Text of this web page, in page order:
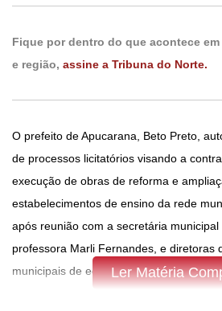
Fique por dentro do que acontece
e região, assine a Tribuna do Norte.
O prefeito de Apucarana, Beto Preto,
de processos licitatórios visando a
execução de obras de reforma e
estabelecimentos de ensino da rede
após reunião com a secretária municipal
professora Marli Fernandes, e diretoras
municipais de educação infantil
Ler Matéria